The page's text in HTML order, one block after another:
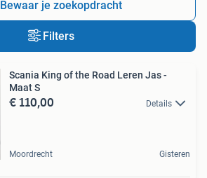
Bewaar je zoekopdracht
Filters
Scania King of the Road Leren Jas -
Maat S
€ 110,00 Details
Moordrecht Gisteren